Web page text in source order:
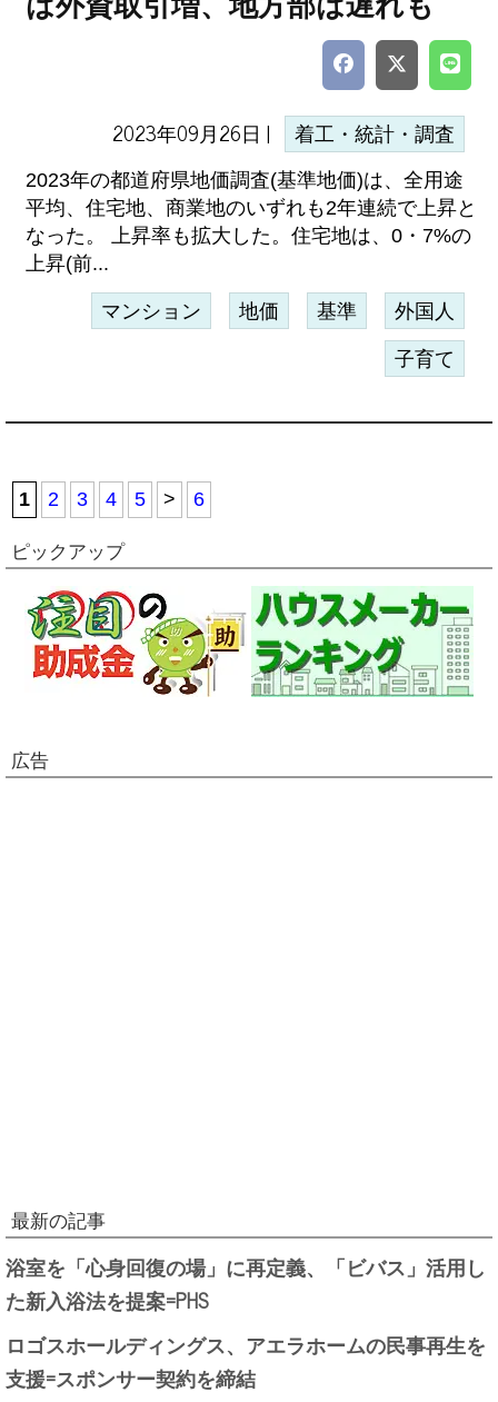
2023年09月26日 | 着工・統計・調査
2023年の都道府県地価調査(基準地価)は、全用途
平均、住宅地、商業地のいずれも2年連続で上昇と
なった。 上昇率も拡大した。住宅地は、0・7%の
上昇(前...
マンション 地価 基準 外国人
子育て
1 2 3 4 5 > 6
ピックアップ
広告
最新の記事
浴室を「心身回復の場」に再定義、「ビバス」活用し
た新入浴法を提案=PHS
ロゴスホールディングス、アエラホームの民事再生を
支援=スポンサー契約を締結